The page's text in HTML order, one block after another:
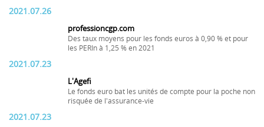
2021.07.26
professioncgp.com
Des taux moyens pour les fonds euros à 0,90 % et pour
les PERIn à 1,25 % en 2021
2021.07.23
L'Agefi
Le fonds euro bat les unités de compte pour la poche non
risquée de l'assurance-vie
2021.07.23